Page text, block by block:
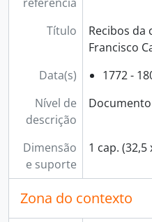
Título
Recibos
Francisco
Data(s)
1772 -
Nível de
descrição
Dimensão
e suporte
1 cap. (32,5
Zona do contexto